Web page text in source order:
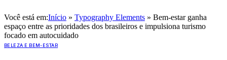
Você está em:Início » Typography Elements » Bem-estar ganha
espaço entre as prioridades dos brasileiros e impulsiona turismo
focado em autocuidado
BELEZA E BEM-ESTAR